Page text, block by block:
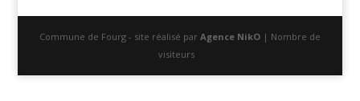
Commune de Fourg - site réalisé par Agence NikO| Nombre de
visiteurs